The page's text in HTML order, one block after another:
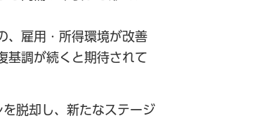
、雇用・所得環境が改善
基調が続くと期待されて
脱却し、新たなステージ